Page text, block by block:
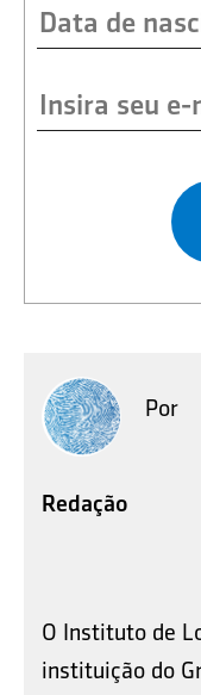
Por
Redação
O Instituto de
instituição do